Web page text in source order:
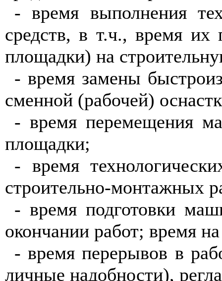
- время выполнения
средств, в т.ч., время их
площадки) на
- время замены
сменной (рабочей)
- время перемещения
площадки;
- время
строительно-монтажных
- время подготовки
окончании работ; время
- время перерывов в
личные надобности),